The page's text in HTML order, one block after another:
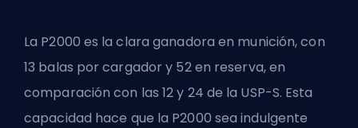
La P2000 es la clara ganadora en munición, con
13 balas por cargador y 52 en reserva, en
comparación con las 12 y 24 de la USP-S. Esta
capacidad hace que la P2000 sea indulgente